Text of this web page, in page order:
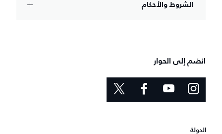
الشروط والأحكام
انضم إلى الحوار
الدولة